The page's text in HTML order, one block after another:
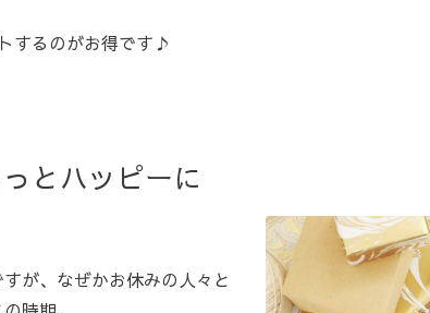
するのがお得です♪
とハッピーに
が、なぜかお休みの人々と